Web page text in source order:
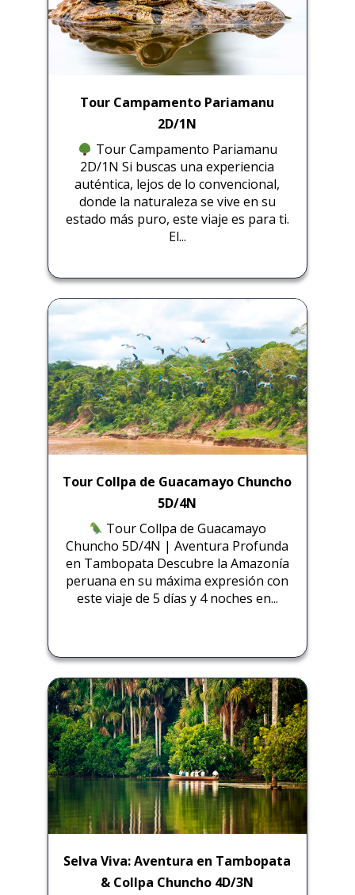
Tour Campamento Pariamanu
2D/1N
Tour Campamento Pariamanu
2D/1N Si buscas una experiencia
auténtica, lejos de lo convencional,
donde la naturaleza se vive en su
estado más puro, este viaje es para ti.
El...
Tour Collpa de Guacamayo Chuncho
5D/4N
Tour Collpa de Guacamayo
Chuncho 5D/4N | Aventura Profunda
en Tambopata Descubre la Amazonía
peruana en su máxima expresión con
este viaje de 5 días y 4 noches en...
Selva Viva: Aventura en Tambopata
& Collpa Chuncho 4D/3N